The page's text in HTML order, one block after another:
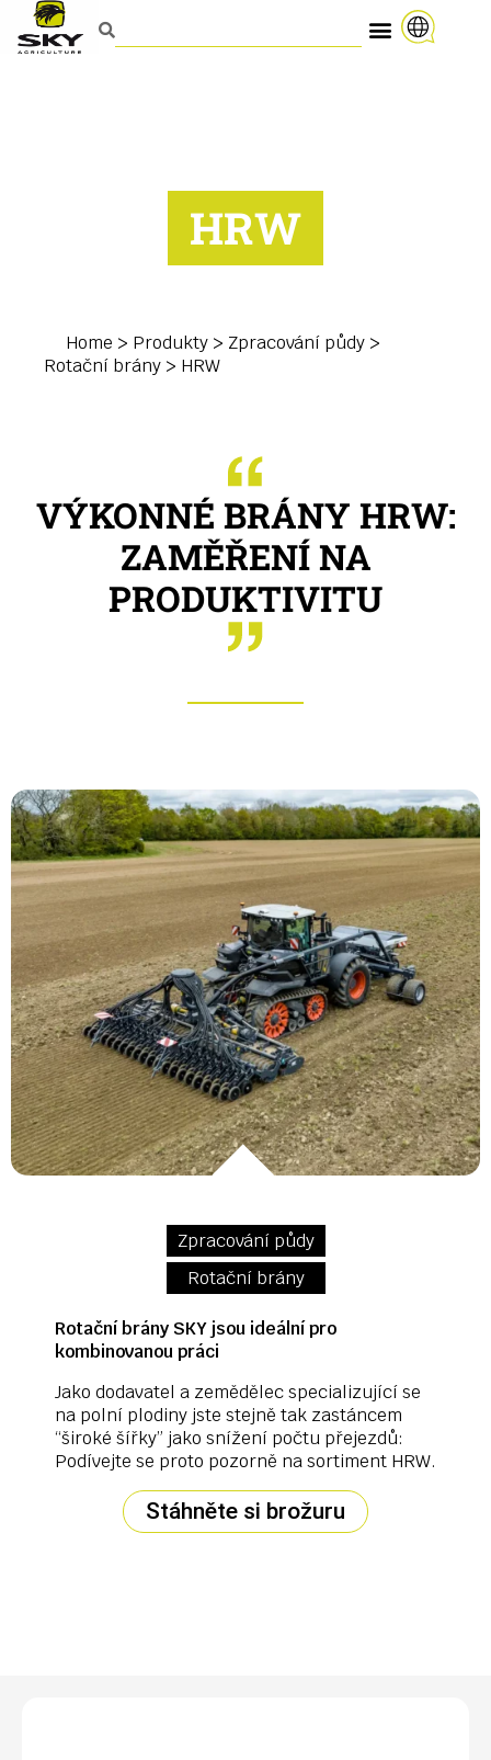
HRW
Home > Produkty > Zpracování půdy >
Rotační brány > HRW
VÝKONNÉ BRÁNY HRW:
ZAMĚŘENÍ NA
PRODUKTIVITU
Zpracování půdy
Rotační brány
Rotační brány SKY jsou ideální pro
kombinovanou práci
Jako dodavatel a zemědělec specializující se
na polní plodiny jste stejně tak zastáncem
“široké šířky” jako snížení počtu přejezdů:
Podívejte se proto pozorně na sortiment HRW.
Stáhněte si brožuru